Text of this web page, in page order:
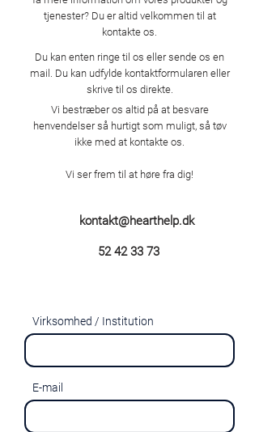
tjenester? Du er altid velkommen til at
kontakte os.
Du kan enten ringe til os eller sende os en
mail. Du kan udfylde kontaktformularen eller
skrive til os direkte.
Vi bestræber os altid på at besvare
henvendelser så hurtigt som muligt, så tøv
ikke med at kontakte os.
Vi ser frem til at høre fra dig!
kontakt@hearthelp.dk
52 42 33 73
Virksomhed / Institution
E-mail